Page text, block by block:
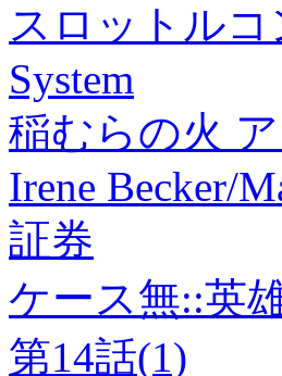
スロットル
System
稲むらの火
Irene Becker/
証券
ケース無::英
第14話(1)